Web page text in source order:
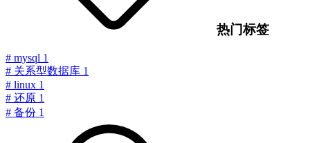
热门标签
# mysql 1
# 关系型数据库 1
# linux 1
# 还原 1
# 备份 1